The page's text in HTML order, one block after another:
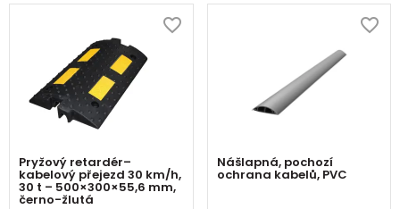
Pryžový retardér–
kabelový přejezd 30 km/h,
30 t – 500×300×55,6 mm,
černo-žlutá
Nášlapná, pochozí
ochrana kabelů, PVC